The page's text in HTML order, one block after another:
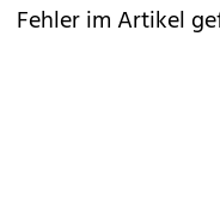
Fehler im Artikel